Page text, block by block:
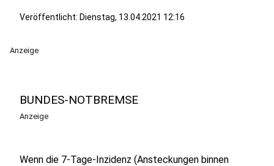
Veröffentlicht: Dienstag, 13.04.2021 12:16
Anzeige
BUNDES-NOTBREMSE
Anzeige
Wenn die 7-Tage-Inzidenz (Ansteckungen binnen